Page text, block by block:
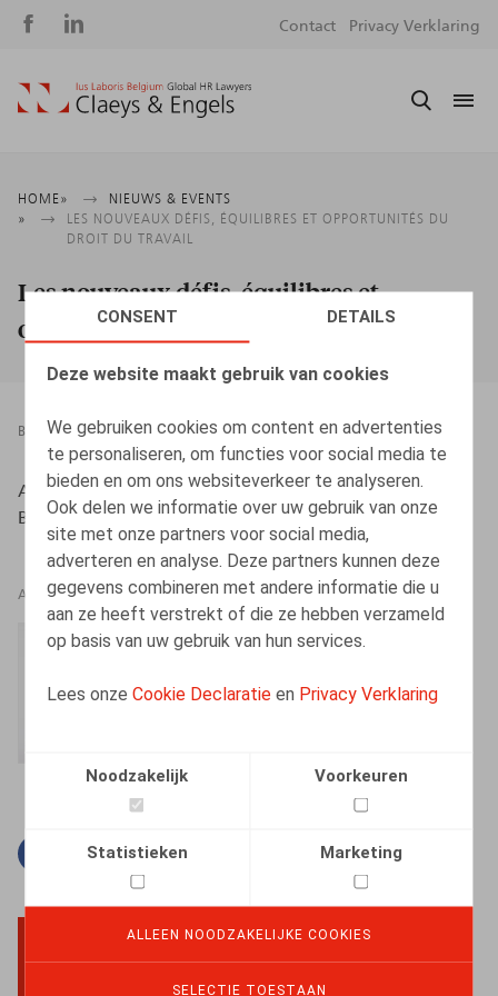
CONSENT DETAILS
Deze website maakt gebruik van cookies
We gebruiken cookies om content en advertenties
te personaliseren, om functies voor social media te
bieden en om ons websiteverkeer te analyseren.
Ook delen we informatie over uw gebruik van onze
site met onze partners voor social media,
adverteren en analyse. Deze partners kunnen deze
gegevens combineren met andere informatie die u
aan ze heeft verstrekt of die ze hebben verzameld
op basis van uw gebruik van hun services.
Lees onzeCookie Declaratie en Privacy Verklaring
Noodzakelijk Voorkeuren
Statistieken Marketing
ALLEEN NOODZAKELIJKE COOKIES
SELECTIE TOESTAAN
Social
Contact Privacy Verklaring
Kruimelpad
HOME
NIEUWS & EVENTS
LES NOUVEAUX DÉFIS, ÉQUILIBRES ET OPPORTUNITÉS DU
DROIT DU TRAVAIL
Les nouveaux défis, équilibres et
opportunités du droit du travail
BOEKEN 25.05.2026
Ariane Fry ; Fabienne Kéfer, Frédéric Henry, Maxime
Bronkart, Anthemis, 2026, 476p.
AUTEURS
Frédéric Henry
Facebook
TwitterLinkedin